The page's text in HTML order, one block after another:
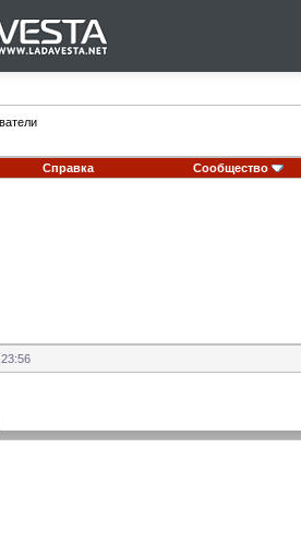
Справка Сообщество
23:56